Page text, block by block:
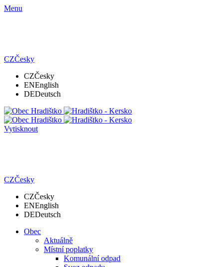
Menu
CZČesky
CZČesky
ENEnglish
DEDeutsch
Vytisknout
CZČesky
CZČesky
ENEnglish
DEDeutsch
Obec
Aktuálně
Místní poplatky
Komunální odpad